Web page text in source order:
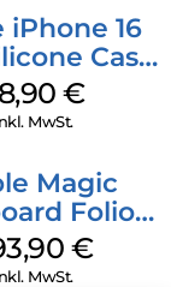
iPhone 16
Case
Black
€
MwSt.
Magic
Folio
(10.Gen.)
Weiß
€
MwSt.